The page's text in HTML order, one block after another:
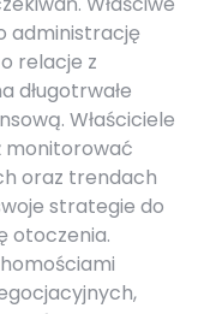
administrację
relacje z
długotrwałe
Właściciele
monitorować
oraz trendach
strategie do
otoczenia.